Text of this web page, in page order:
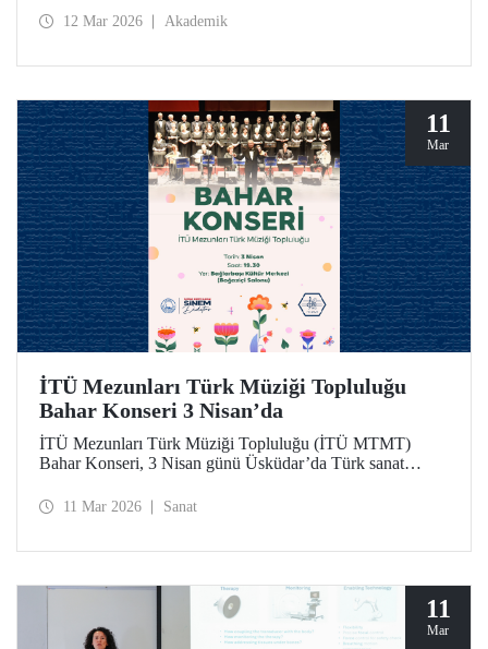
Öncü Olmak - Ortak Geleceğimiz İçin Birlikte Üretimi
12 Mar 2026 Akademik
11
Mar
İTÜ Mezunları Türk Müziği Topluluğu
Bahar Konseri 3 Nisan’da
İTÜ Mezunları Türk Müziği Topluluğu (İTÜ MTMT)
Bahar Konseri, 3 Nisan günü Üsküdar’da Türk sanat
akşam yaşatacak.
11 Mar 2026 Sanat
11
Mar